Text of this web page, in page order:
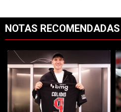
NOTAS RECOMENDADAS
Un artículo de tendencia con el